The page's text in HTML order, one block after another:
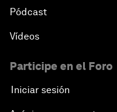
Pódcast
Vídeos
Participe en el Foro
Iniciar sesión